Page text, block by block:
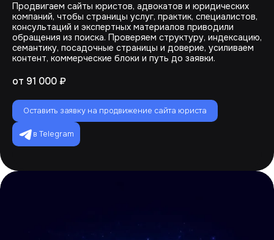
Продвигаем сайты юристов, адвокатов и юридических
компаний, чтобы страницы услуг, практик, специалистов,
консультаций и экспертных материалов приводили
обращения из поиска. Проверяем структуру, индексацию,
семантику, посадочные страницы и доверие, усиливаем
контент, коммерческие блоки и путь до заявки.
от 91 000 ₽
Оставить заявку на продвижение сайта юриста
в Telegram